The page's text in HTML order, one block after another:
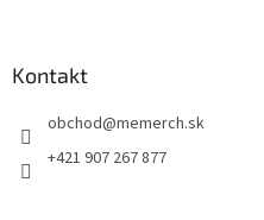
Kontakt
obchod@memerch.sk
+421 907 267 877